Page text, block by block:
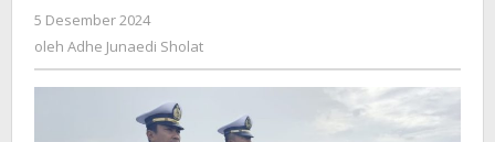
5 Desember 2024
Adhe
oleh Adhe Junaedi Sholat